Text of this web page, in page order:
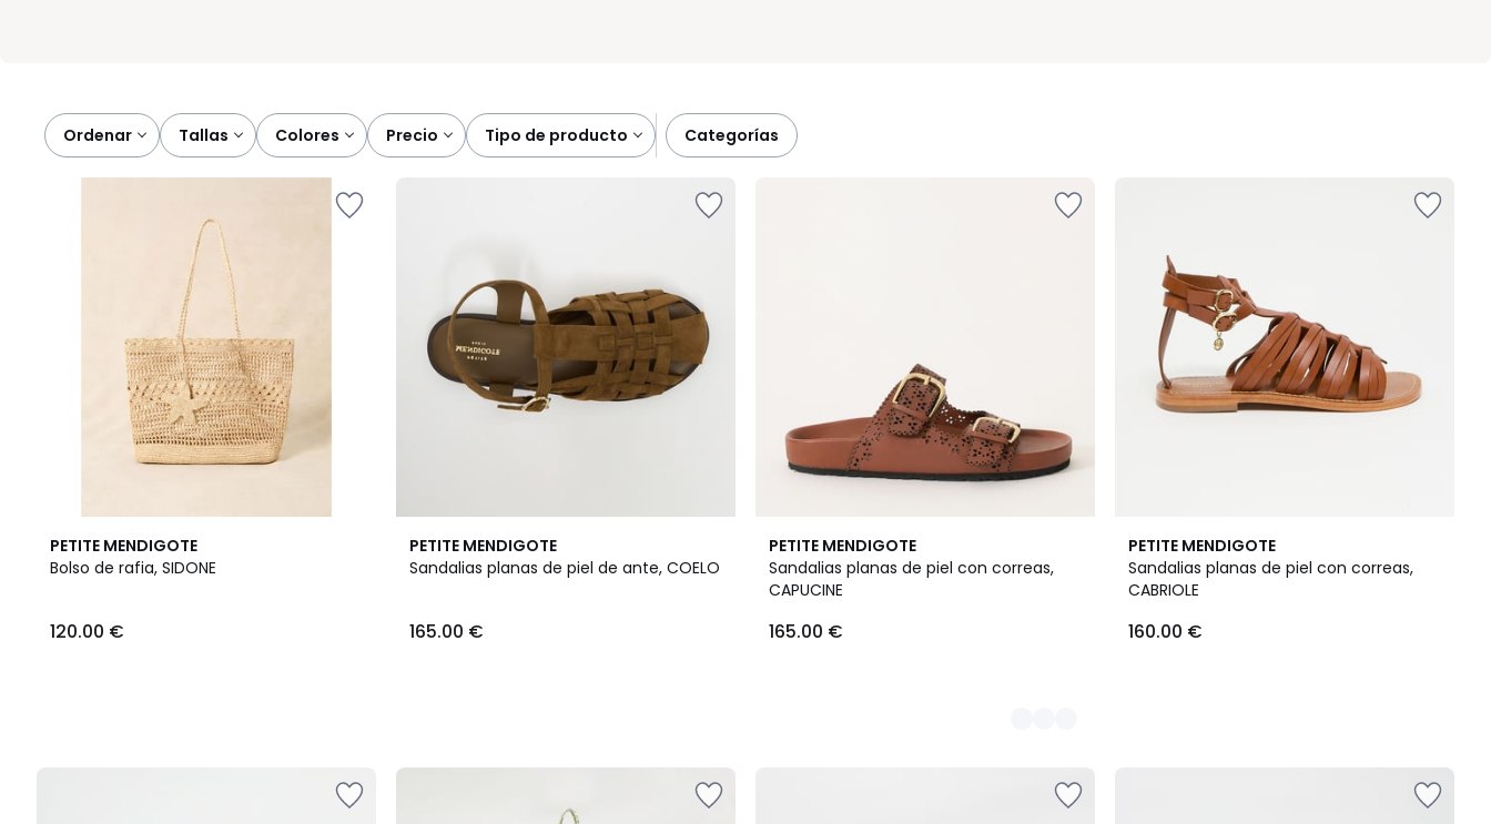
Ordenar tallas colores precio tipo de producto categorías
PETITE MENDIGOTE
Bolso de rafia, SIDONE
€.
120.00 €
PETITE MENDIGOTE
Sandalias planas de piel de ante, COELO
165.00 €
PETITE MENDIGOTE
Sandalias planas de piel con correas,
CAPUCINE
165.00 €
2
Colores
PETITE MENDIGOTE
Sandalias planas de piel con correas,
CABRIOLE
160.00 €